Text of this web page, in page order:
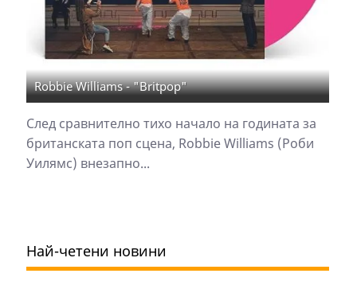
Robbie Williams - "Britpop"
След сравнително тихо начало на годината за
британската поп сцена, Robbie Williams (Роби
Уилямс) внезапно...
Най-четени новини